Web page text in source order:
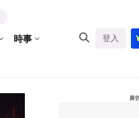
時事 登入
廣